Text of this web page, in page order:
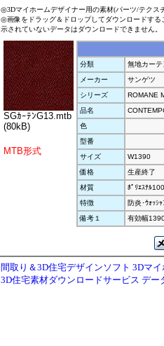
◎3Dマイホームデザイナー用の素材(パーツ/テクス
◎画像をドラッグ＆ドロップしてダウンロードす
示されていないデータはダウンロードできません。
SGｶｰﾃﾝG13.mtb
(80kB)
MTB形式
分類
無地カーテ
メーカー
サンゲツ
シリーズ
ROMANE
品名
色
型番
サイズ
W1390
価格
生産終了
材質
ﾎﾟﾘｴｽﾃﾙ
特徴
防炎･ｳｫｯｼ
備考１
有効幅
間取り＆3D住宅デザインソフト 3Dマ
3D住宅素材ダウンロードサービス デー